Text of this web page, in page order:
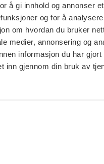
å gi innhold og annonser
og for å
om hvordan du bruker
medier, annonsering og
informasjon du har gjort
inn gjennom din bruk av
Se alle